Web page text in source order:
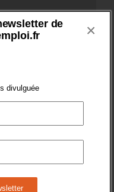
de
divulguée
×
des débats sur l'emploi